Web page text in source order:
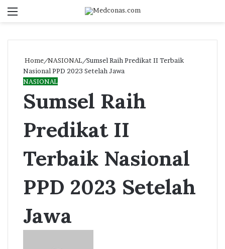
Menu
Home/NASIONAL/Sumsel Raih Predikat II Terbaik
Nasional PPD 2023 Setelah Jawa
NASIONAL
Sumsel Raih
Predikat II
Terbaik Nasional
PPD 2023 Setelah
Jawa